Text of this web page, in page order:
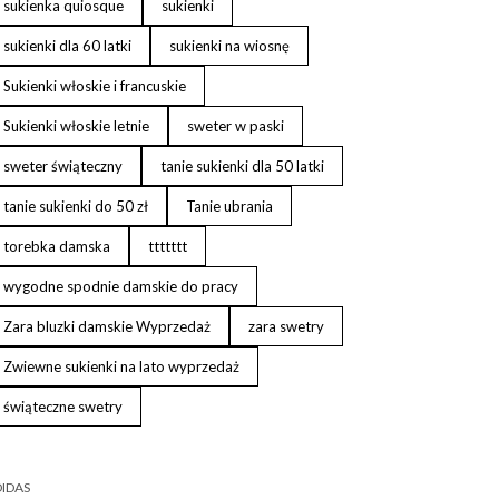
sukienka quiosque sukienki
sukienki dla 60 latki sukienki na wiosnę
Sukienki włoskie i francuskie
Sukienki włoskie letnie sweter w paski
sweter świąteczny tanie sukienki dla 50 latki
tanie sukienki do 50 zł Tanie ubrania
torebka damska ttttttt
wygodne spodnie damskie do pracy
Zara bluzki damskie Wyprzedaż zara swetry
Zwiewne sukienki na lato wyprzedaż
świąteczne swetry